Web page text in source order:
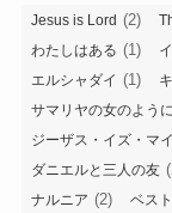
Jesus is Lord (2)
わたしはある (1)
エルシャダイ (1)
サマリヤの女のように
ジーザス・イズ・マ
ダニエルと三人の友
ナルニア (2) ベス